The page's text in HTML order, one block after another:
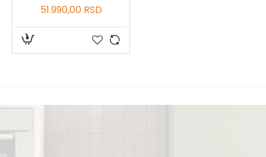
51.990,00 RSD